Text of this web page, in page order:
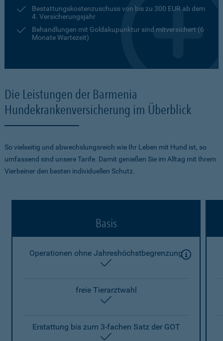
Bestattungskostenzuschuss von bis zu 300 EUR ab dem
4. Versicherungsjahr
Behandlungen mit Goldakupunktur sind mitversichert (6
Monate Wartezeit)
Die Leistungen der Barmenia
Hundekrankenversicherung im Überblick
So vielseitig und abwechslungsreich wie Ihr Leben mit Hund ist, so
umfassend sind unsere Tarife. Damit genießen Sie im Alltag mit Ihrem
Vierbeiner den besten individuellen Schutz.
Basis
Operationen ohne Jahreshöchstbegrenzung
freie Tierarztwahl
Erstattung bis zum 3-fachen Satz der GOT